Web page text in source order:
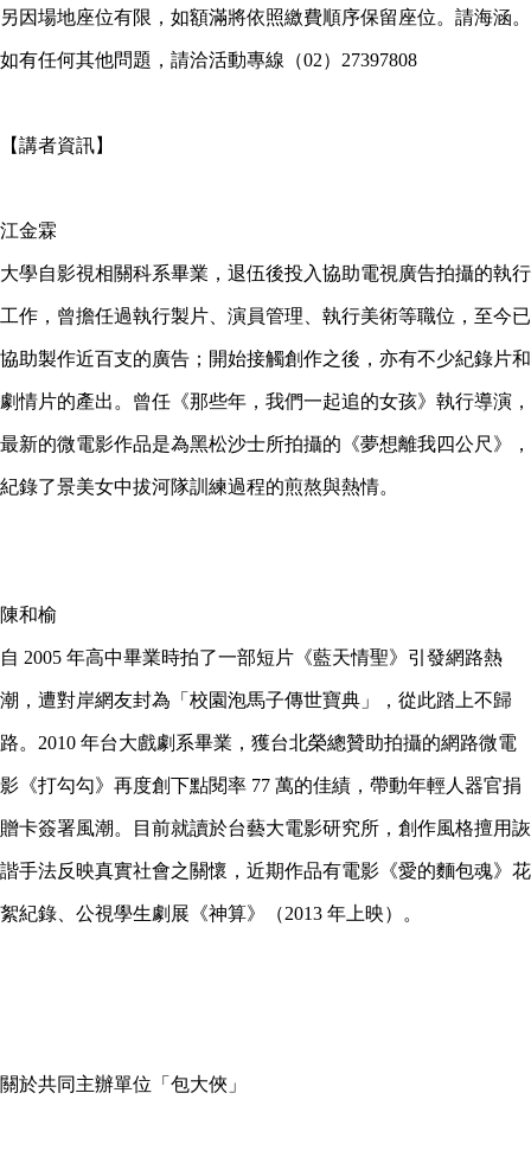
另因場地座位有限，如額滿將依照繳費順序保留座位。請海涵。
如有任何其他問題，請洽活動專線（02）27397808
【講者資訊】
江金霖
大學自影視相關科系畢業，退伍後投入協助電視廣告拍攝的執行
工作，曾擔任過執行製片、演員管理、執行美術等職位，至今已
協助製作近百支的廣告；開始接觸創作之後，亦有不少紀錄片和
劇情片的產出。曾任《那些年，我們一起追的女孩》執行導演，
最新的微電影作品是為黑松沙士所拍攝的《夢想離我四公尺》，
紀錄了景美女中拔河隊訓練過程的煎熬與熱情。
陳和榆
自 2005 年高中畢業時拍了一部短片《藍天情聖》引發網路熱
潮，遭對岸網友封為「校園泡馬子傳世寶典」，從此踏上不歸
路。2010 年台大戲劇系畢業，獲台北榮總贊助拍攝的網路微電
影《打勾勾》再度創下點閱率 77 萬的佳績，帶動年輕人器官捐
贈卡簽署風潮。目前就讀於台藝大電影研究所，創作風格擅用詼
諧手法反映真實社會之關懷，近期作品有電影《愛的麵包魂》花
絮紀錄、公視學生劇展《神算》（2013 年上映）。
關於共同主辦單位「包大俠」